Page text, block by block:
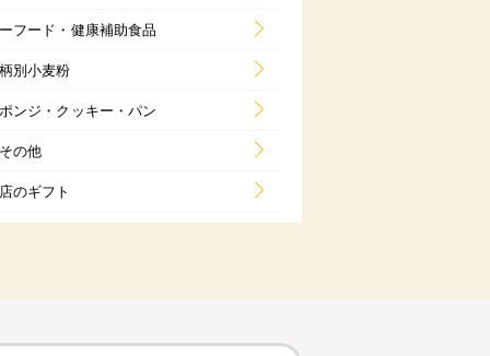
フード・健康補助食品
別小麦粉
ンジ・クッキー・パン
の他
のギフト